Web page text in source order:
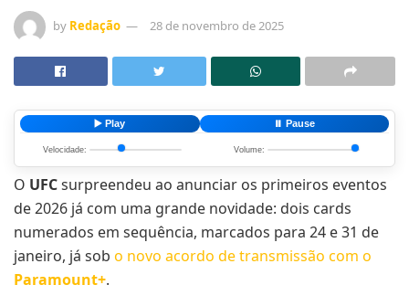
by Redação 28 de novembro de 2025
▶️ Play ⏸️ Pause
Velocidade: Volume:
O UFCsurpreendeu ao anunciar os primeiros eventos
de 2026 já com uma grande novidade: dois cards
numerados em sequência, marcados para 24 e 31 de
janeiro, já sob o novo acordo de transmissão com o
Paramount+.